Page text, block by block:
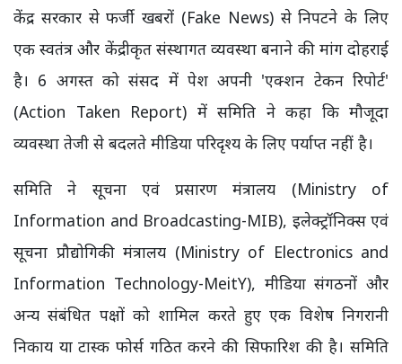
केंद्र सरकार से फर्जी खबरों (Fake News) से निपटने के लिए
एक स्वतंत्र और केंद्रीकृत संस्थागत व्यवस्था बनाने की मांग दोहराई
है। 6 अगस्त को संसद में पेश अपनी 'एक्शन टेकन रिपोर्ट'
(Action Taken Report) में समिति ने कहा कि मौजूदा
व्यवस्था तेजी से बदलते मीडिया परिदृश्य के लिए पर्याप्त नहीं है।
समिति ने सूचना एवं प्रसारण मंत्रालय (Ministry of
Information and Broadcasting-MIB), इलेक्ट्रॉनिक्स एवं
सूचना प्रौद्योगिकी मंत्रालय (Ministry of Electronics and
Information Technology-MeitY), मीडिया संगठनों और
अन्य संबंधित पक्षों को शामिल करते हुए एक विशेष निगरानी
निकाय या टास्क फोर्स गठित करने की सिफारिश की है। समिति